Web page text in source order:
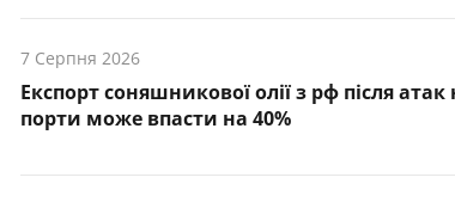
7 Серпня 2026
Експорт соняшникової олії з рф після атак
порти може впасти на 40%